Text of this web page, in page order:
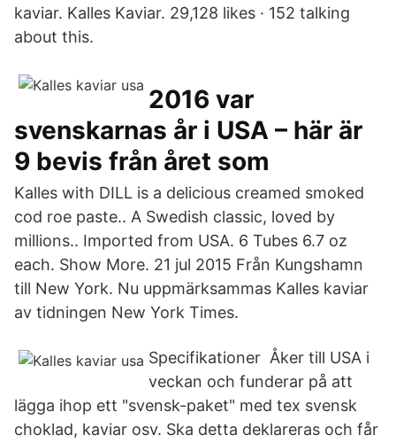
kaviar. Kalles Kaviar. 29,128 likes · 152 talking
about this.
2016 var
svenskarnas år i USA – här är
9 bevis från året som
Kalles with DILL is a delicious creamed smoked
cod roe paste.. A Swedish classic, loved by
millions.. Imported from USA. 6 Tubes 6.7 oz
each. Show More. 21 jul 2015 Från Kungshamn
till New York. Nu uppmärksammas Kalles kaviar
av tidningen New York Times.
Specifikationer Åker till USA i
veckan och funderar på att
lägga ihop ett "svensk-paket" med tex svensk
choklad, kaviar osv. Ska detta deklareras och får